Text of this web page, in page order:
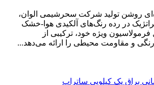
روشن تولید شرکت سحرشیمی الوان،
در رده رنگ‌های آلکیدی هوا-خشک
ویژه خود، ترکیبی از
و مقاومت محیطی را ارائه می‌دهد...